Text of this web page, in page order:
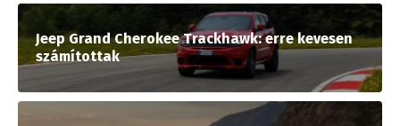
Jeep Grand Cherokee Trackhawk: erre kevesen
számítottak